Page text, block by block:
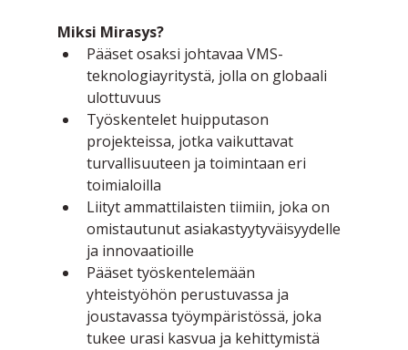
Miksi Mirasys?
Pääset osaksi johtavaa VMS-
teknologiayritystä, jolla on globaali
ulottuvuus
Työskentelet huipputason
projekteissa, jotka vaikuttavat
turvallisuuteen ja toimintaan eri
toimialoilla
Liityt ammattilaisten tiimiin, joka on
omistautunut asiakastyytyväisyydelle
ja innovaatioille
Pääset työskentelemään
yhteistyöhön perustuvassa ja
joustavassa työympäristössä, joka
tukee urasi kasvua ja kehittymistä